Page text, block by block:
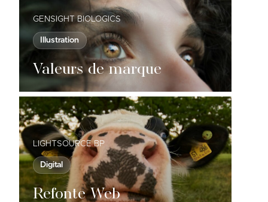
GENSIGHT BIOLOGICS
Illustration
Valeurs de marque
LIGHTSOURCE BP
Digital
Refonte Web